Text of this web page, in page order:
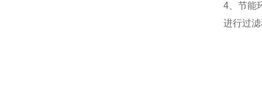
4、节能
进行过